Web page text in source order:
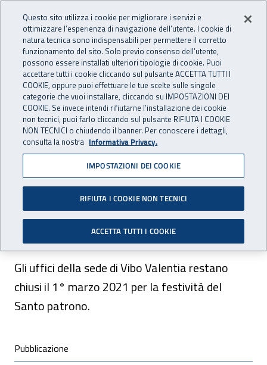
INAIL - Istituto Nazionale
Apri cerca
Navigazione principale
Navigazione - Ti trovi in:
Home Inail comunica Avvisi
Dr Calabria: chiusura uffici
sede Vibo Valentia per la
festività del Santo patrono
Nella giornata del 1° marzo 2021 restano
chiusi gli uffici della sede di Vibo Valentia.
Gli uffici della sede di Vibo Valentia restano
chiusi il 1° marzo 2021 per la festività del
Santo patrono.
Condivisione social
Pubblicazione
Questo sito utilizza i cookie per migliorare i servizi e
ottimizzare l’esperienza di navigazione dell’utente. I cookie di
natura tecnica sono indispensabili per permettere il corretto
funzionamento del sito. Solo previo consenso dell’utente,
possono essere installati ulteriori tipologie di cookie. Puoi
accettare tutti i cookie cliccando sul pulsante ACCETTA TUTTI I
COOKIE, oppure puoi effettuare le tue scelte sulle singole
categorie che vuoi installare, cliccando su IMPOSTAZIONI DEI
COOKIE. Se invece intendi rifiutarne l’installazione dei cookie
non tecnici, puoi farlo cliccando sul pulsante RIFIUTA I COOKIE
NON TECNICI o chiudendo il banner. Per conoscere i dettagli,
consulta la nostra Informativa Privacy.
IMPOSTAZIONI DEI COOKIE
RIFIUTA I COOKIE NON TECNICI
ACCETTA TUTTI I COOKIE